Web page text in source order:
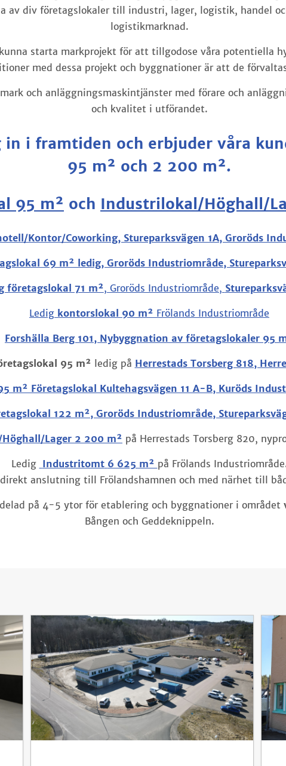
av div företagslokaler till industri, lager, logistik, handel
logistikmarknad.
starta markprojekt för att tillgodose våra potentiella
med dessa projekt och byggnationer är att de
och anläggningsmaskintjänster med förare och
och kvalitet i utförandet.
i framtiden och erbjuder våra
95 m² och 2 200 m².
95 m² och Industrilokal/Höghall/
Kontor/Coworking, Stureparksvägen 1A, Groröds
69 m² ledig, Groröds Industriområde,
företagslokal 71 m², Groröds Industriområde,
Ledig kontorslokal 90 m² Frölands Industriområde
Forshälla Berg 101, Nybyggnation av företagslokaler 95
95 m² ledig på Herrestads Torsberg 818,
m² Företagslokal Kultehagsvägen 11 A-B, Kuröds
122 m², Groröds Industriområde,
Lager 2 200 m² på Herrestads Torsberg 820,
Ledig Industritomt 6 625 m² på Frölands
anslutning till Frölandshamnen och med närhet till
på 4-5 ytor för etablering och byggnationer i området
Bången och Geddeknippeln.